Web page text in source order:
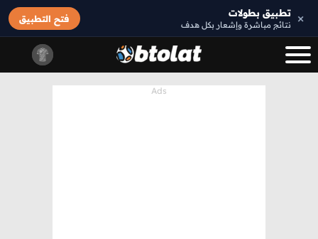
× تطبيق بطولات
نتائج مباشرة وإشعار بكل هدف
فتح التطبيق